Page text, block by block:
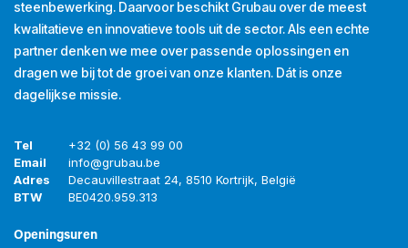
steenbewerking. Daarvoor beschikt Grubau over de meest
kwalitatieve en innovatieve tools uit de sector. Als een echte
partner denken we mee over passende oplossingen en
dragen we bij tot de groei van onze klanten. Dát is onze
dagelijkse missie.
Tel
+32 (0) 56 43 99 00
Email
info@grubau.be
Adres
Decauvillestraat 24, 8510 Kortrijk, België
BTW
BE0420.959.313
Openingsuren